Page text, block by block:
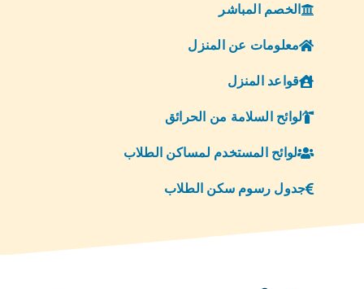
الخصم المباشر
معلومات عن المنزل
قواعد المنزل
لوائح السلامة من الحرائق
لوائح المستخدم لمساكن الطلاب
جدول رسوم سكن الطلاب